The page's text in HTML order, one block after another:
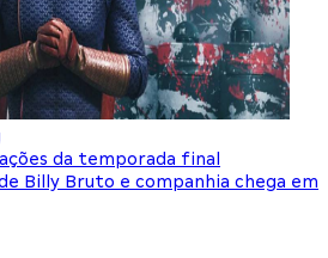
da temporada final
Billy Bruto e companhia chega em